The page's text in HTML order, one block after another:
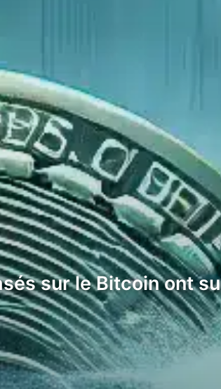
sur le Bitcoin ont